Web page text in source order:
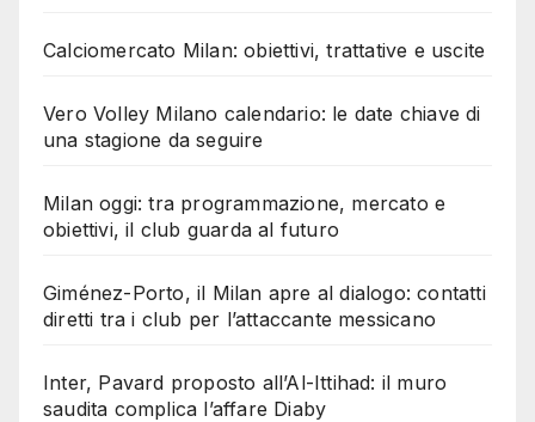
Calciomercato Milan: obiettivi, trattative e uscite
Vero Volley Milano calendario: le date chiave di
una stagione da seguire
Milan oggi: tra programmazione, mercato e
obiettivi, il club guarda al futuro
Giménez-Porto, il Milan apre al dialogo: contatti
diretti tra i club per l’attaccante messicano
Inter, Pavard proposto all’Al-Ittihad: il muro
saudita complica l’affare Diaby